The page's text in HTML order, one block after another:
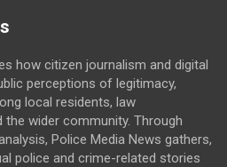
how citizen journalism and digital
perceptions of legitimacy,
local residents, law
wider community. Through
Police Media News gathers,
police and crime-related stories